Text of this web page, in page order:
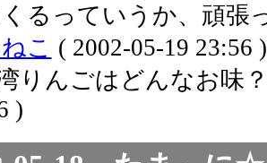
るっていうか、頑張
こ ( 2002-05-19 23:56 )
りんごはどんなお味
)